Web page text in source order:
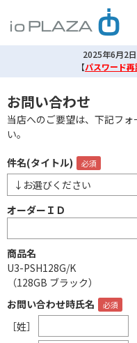
2025年6月2
【パスワード
お問い合わせ
当店へのご要望は、下記フ
い。
件名(タイトル)
オーダーＩＤ
商品名
U3-PSH128G/K
（128GB ブラック）
お問い合わせ時氏名
［姓］